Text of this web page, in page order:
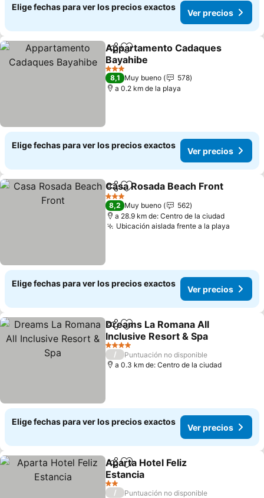
Elige fechas para ver los precios exactos
Ver precios
CompartirAgregar a favoritos
Appartamento Cadaques
Bayahibe
Ver precios
3 Estrellas
8,1 Muy bueno
578
a 0.2 km de la playa
Elige fechas para ver los precios exactos
Ver precios
CompartirAgregar a favoritos
Casa Rosada Beach Front
3 Estrellas
8,2 Muy bueno
562
a 28.9 km de: Centro de la ciudad
Ubicación aislada frente a la playa
Elige fechas para ver los precios exactos
Ver precios
CompartirAgregar a favoritos
Dreams La Romana All
Inclusive Resort & Spa
Ver precios
4 Estrellas
/
Puntuación no disponible
a 0.3 km de: Centro de la ciudad
Elige fechas para ver los precios exactos
Ver precios
CompartirAgregar a favoritos
Aparta Hotel Feliz
Estancia
Ver precios
2 Estrellas
/
Puntuación no disponible